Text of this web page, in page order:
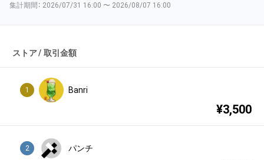
集計期間： 2026/07/31 16:00 〜 2026/08/07 16:00
ストア 取引金額
1 Banri
¥3,500
2 パンチ